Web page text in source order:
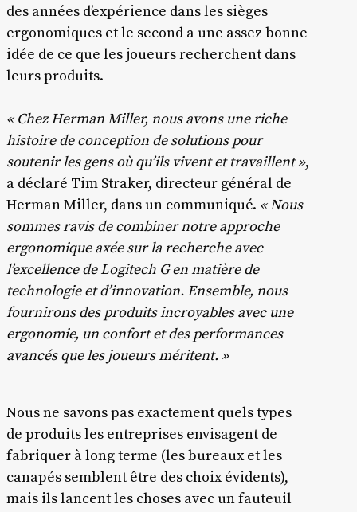
des années d’expérience dans les sièges
ergonomiques et le second a une assez bonne
idée de ce que les joueurs recherchent dans
leurs produits.
« Chez Herman Miller, nous avons une riche
histoire de conception de solutions pour
soutenir les gens où qu’ils vivent et travaillent »,
a déclaré Tim Straker, directeur général de
Herman Miller, dans un communiqué. « Nous
sommes ravis de combiner notre approche
ergonomique axée sur la recherche avec
l’excellence de Logitech G en matière de
technologie et d’innovation. Ensemble, nous
fournirons des produits incroyables avec une
ergonomie, un confort et des performances
avancés que les joueurs méritent. »
Nous ne savons pas exactement quels types
de produits les entreprises envisagent de
fabriquer à long terme (les bureaux et les
canapés semblent être des choix évidents),
mais ils lancent les choses avec un fauteuil